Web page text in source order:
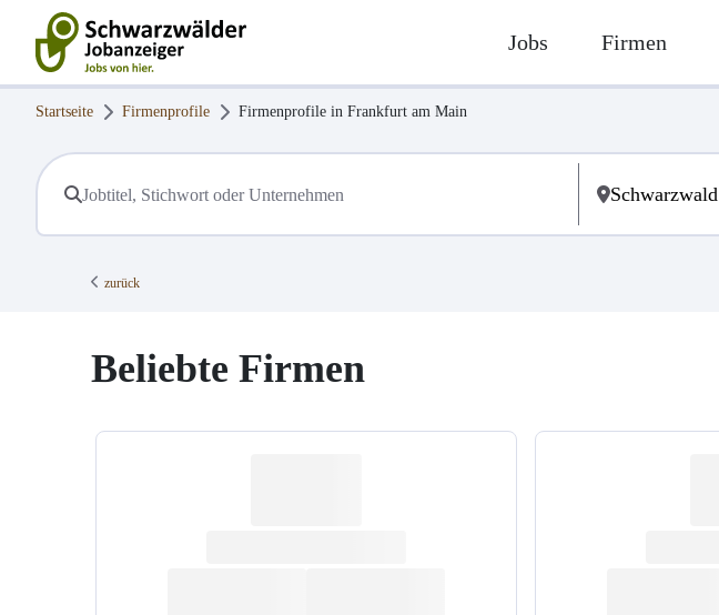
Jobs Firmen
Startseite Firmenprofile Firmenprofile in Frankfurt am Main
zurück
Beliebte Firmen